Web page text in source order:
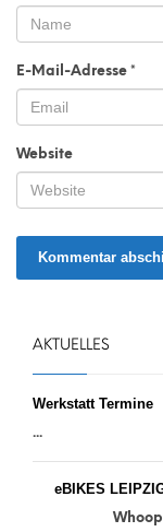
E-Mail-Adresse *
Website
AKTUELLES
Werkstatt Termine
...
eBIKES